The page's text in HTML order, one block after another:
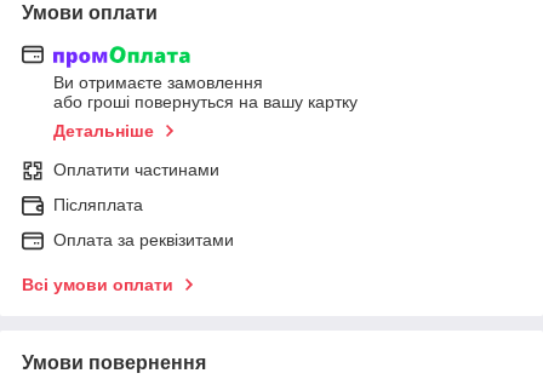
Умови оплати
Ви отримаєте замовлення
або гроші повернуться на вашу картку
Детальніше
Оплатити частинами
Післяплата
Оплата за реквізитами
Всі умови оплати
Умови повернення